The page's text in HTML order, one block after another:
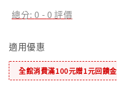
總分:0 -0評價
適用優惠
全館消費滿100元贈1元回饋金